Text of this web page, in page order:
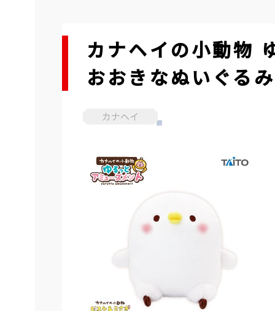
カナヘイの小動物
おおきなぬいぐる
カナヘイ